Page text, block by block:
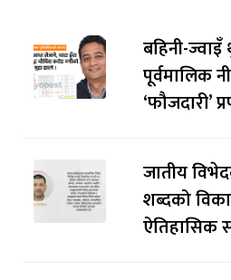
बहिनी-
पूर्वमालिक
‘फौजदारी’
जातीय
शब्दको
ऐतिहासिक